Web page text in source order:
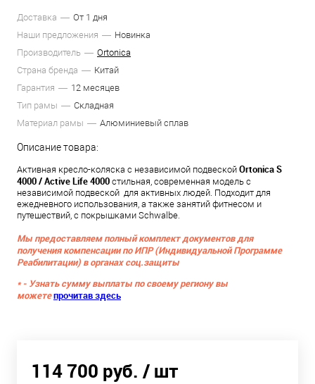
Доставка
От 1 дня
Наши предложения
Новинка
Производитель
Ortonica
Страна бренда
Китай
Гарантия
12 месяцев
Тип рамы
Складная
Материал рамы
Алюминиевый сплав
Описание товара:
Активная кресло-коляска с независимой подвеской Ortonica S
4000 / Active Life 4000 стильная, современная модель с
независимой подвеской для активных людей. Подходит для
ежедневного использования, а также занятий фитнесом и
путешествий, с покрышками Schwalbe.
Мы предоставляем полный комплект документов для
получения компенсации по ИПР (Индивидуальной Программе
Реабилитации) в органах соц.защиты
* - Узнать сумму выплаты по своему региону вы
можетепрочитав здесь
114 700 руб. / шт